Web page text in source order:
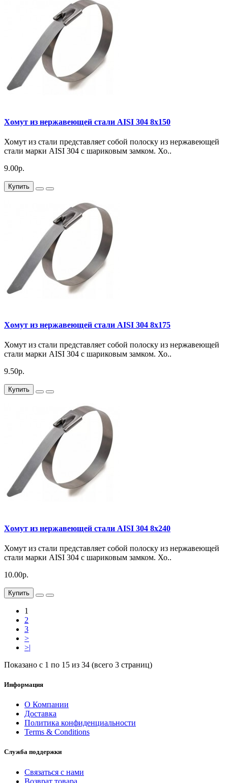
Хомут из нержавеющей стали AISI 304 8х150
Хомут из стали представляет собой полоску из нержавеющей
стали марки AISI 304 с шариковым замком. Хо..
9.00р.
Купить
Хомут из нержавеющей стали AISI 304 8х175
Хомут из стали представляет собой полоску из нержавеющей
стали марки AISI 304 с шариковым замком. Хо..
9.50р.
Купить
Хомут из нержавеющей стали AISI 304 8х240
Хомут из стали представляет собой полоску из нержавеющей
стали марки AISI 304 с шариковым замком. Хо..
10.00р.
Купить
1
2
3
>
>|
Показано с 1 по 15 из 34 (всего 3 страниц)
Информация
О Компании
Доставка
Политика конфиденциальности
Terms & Conditions
Служба поддержки
Связаться с нами
Возврат товара